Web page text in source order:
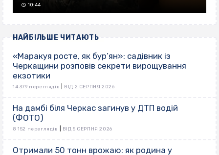
10:44
НАЙБІЛЬШЕ ЧИТАЮТЬ
«Маракуя росте, як бур’ян»: садівник із
Черкащини розповів секрети вирощування
екзотики
14 379 переглядів ВІД 2 СЕРПНЯ 2026
На дамбі біля Черкас загинув у ДТП водій
(ФОТО)
8 152 переглядів ВІД 5 СЕРПНЯ 2026
Отримали 50 тонн врожаю: як родина у